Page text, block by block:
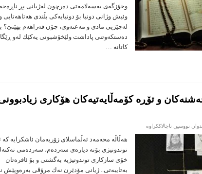
وخۆزگه‌ى به‌سه‌لامه‌تى ده‌رچون له‌ژیانى پڕ
وئیش وژانى دونیا بۆ دونیایه‌كى بڵندى هه‌تاهه‌تایى
له‌چێژیى مادى و مه‌عنه‌وى، چۆن فه‌راهه‌م بهێنێ؟
ده‌ستكه‌وتنى پاداشت ‌ولێخۆشبونى یه‌كێك له‌و
كاتانه‌ …
و تۆڕه‌ كۆمه‌ڵایه‌تیه‌كان هۆكارى
نووسین ناچالاککراوە
كۆمه‌ڵایه‌تیه‌كان
هه‌ڵاڵه‌ محەمەد ئەڵماسلاى زۆربه‌مان ئاشكرایه‌ كه‌
توندوتیژى بۆته‌ دیاره‌ى سه‌رده‌م، سه‌رده‌مى
خۆى سازكارى توندوتیژیه‌ به‌گشتى و بۆ ئافره‌تان
به‌تایبه‌تى.. ژیانى مۆدێرن نه‌ك مرۆڤى به‌ره‌وپێش